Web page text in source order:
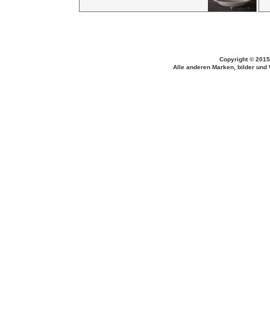
Copyright ©
Alle anderen Marken, bilder und